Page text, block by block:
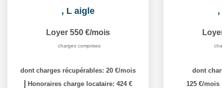
, L aigle
Loyer 550 €/mois
charges comprises
dont charges récupérables: 20 €/mois
Honoraires charge locataire: 424 €
,
dont
125 €/mois